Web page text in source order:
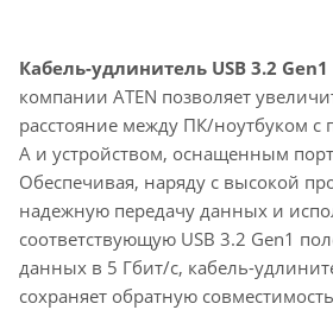
Кабель-удлинитель USB 3.2
компании ATEN позволяет
расстояние между ПК/ноутбуком с
A и устройством, оснащенным
Обеспечивая, наряду с высокой
надежную передачу данных и
соответствующую USB 3.2 Gen1
данных в 5 Гбит/с, кабель-
сохраняет обратную